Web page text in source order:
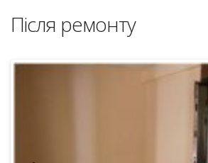
Після ремонту